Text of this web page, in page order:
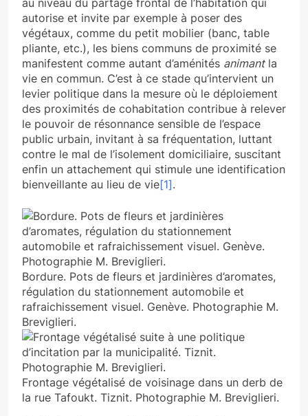
au niveau du partage frontal de l’habitation qui
autorise et invite par exemple à poser des
végétaux, comme du petit mobilier (banc, table
pliante, etc.), les biens communs de proximité se
manifestent comme autant d’aménités animantla
vie en commun. C’est à ce stade qu’intervient un
levier politique dans la mesure où le déploiement
des proximités de cohabitation contribue à relever
le pouvoir de résonnance sensible de l’espace
public urbain, invitant à sa fréquentation, luttant
contre le mal de l’isolement domiciliaire, suscitant
enfin un attachement qui stimule une identification
bienveillante au lieu de vie[1].
Bordure. Pots de fleurs et jardinières d’aromates,
régulation du stationnement automobile et
rafraichissement visuel. Genève. Photographie M.
Breviglieri.
Frontage végétalisé de voisinage dans un derb de
la rue Tafoukt. Tiznit. Photographie M. Breviglieri.